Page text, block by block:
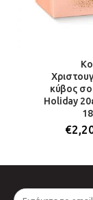
κύβος
Holiday
€